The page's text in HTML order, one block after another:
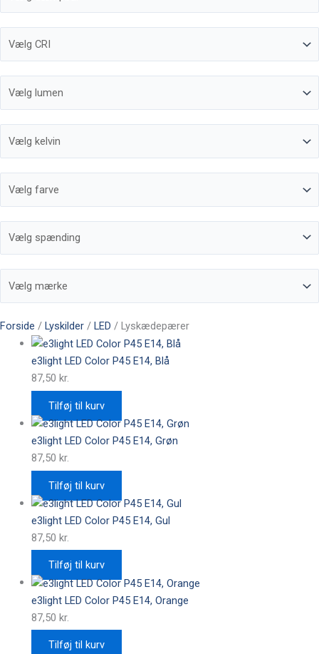
Forside / Lyskilder / LED / Lyskædepærer
e3light LED Color P45 E14, Blå
87,50 kr.
Tilføj til kurv
e3light LED Color P45 E14, Grøn
87,50 kr.
Tilføj til kurv
e3light LED Color P45 E14, Gul
87,50 kr.
Tilføj til kurv
e3light LED Color P45 E14, Orange
87,50 kr.
Tilføj til kurv